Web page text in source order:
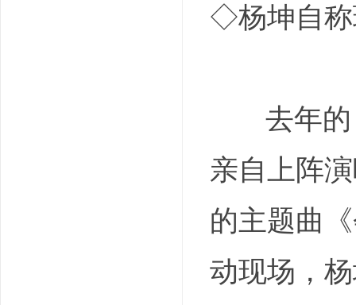
◇杨坤自称
去年的《
亲自上阵
的主题曲
动现场，